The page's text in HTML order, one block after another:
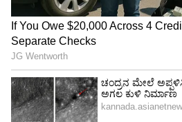
ನೀತಿಯನ್ನು ಕಟ್ಟುನಿಟ್ಟಾಗಿ
ದೆಹಲಿ ಹೊರವಲಯಗಳಿಗೆ ಬಳಸಿದ
ಮಾಡಲಾಗುತ್ತಿದೆ.